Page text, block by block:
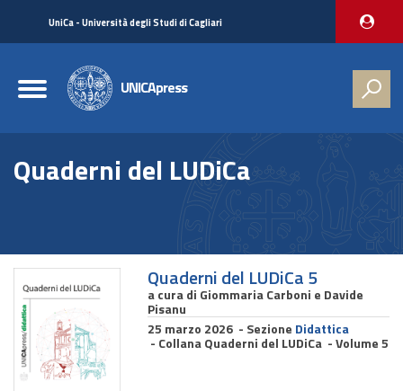
Salta
contenuto
principale
navigazione
Salta
al
piè
di
pagina
UniCaUniCa- Università degli Studi di Cagliari
Toggle
navigation
UNICApress
Quaderni del LUDiCa
Quaderni del LUDiCa 5
a cura di Giommaria Carboni e Davide
Pisanu
25 marzo 2026 - Sezione Didattica
- Collana Quaderni del LUDiCa - Volume 5